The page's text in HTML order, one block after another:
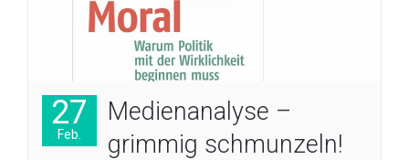
27
Feb.
Medienanalyse –
grimmig schmunzeln!